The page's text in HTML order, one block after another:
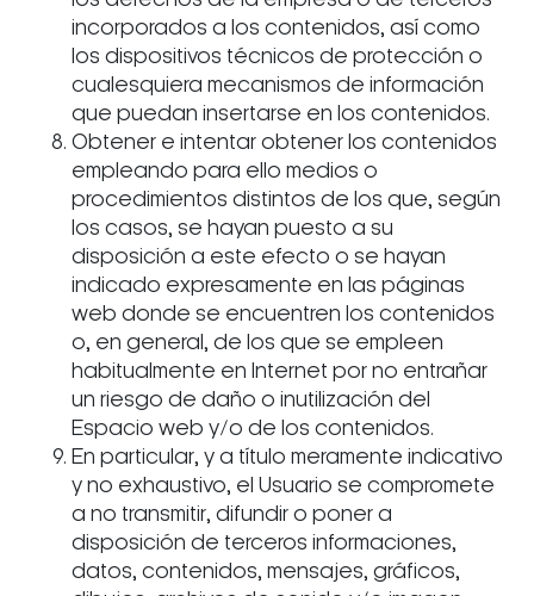
incorporados a los contenidos, así como
los dispositivos técnicos de protección o
cualesquiera mecanismos de información
que puedan insertarse en los contenidos.
Obtener e intentar obtener los contenidos
empleando para ello medios o
procedimientos distintos de los que, según
los casos, se hayan puesto a su
disposición a este efecto o se hayan
indicado expresamente en las páginas
web donde se encuentren los contenidos
o, en general, de los que se empleen
habitualmente en Internet por no entrañar
un riesgo de daño o inutilización del
Espacio web y/o de los contenidos.
En particular, y a título meramente indicativo
y no exhaustivo, el Usuario se compromete
a no transmitir, difundir o poner a
disposición de terceros informaciones,
datos, contenidos, mensajes, gráficos,